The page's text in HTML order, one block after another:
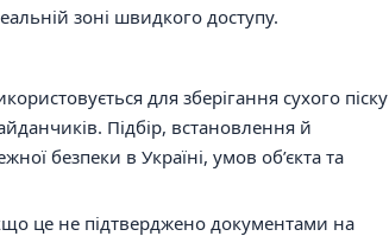
зоні швидкого доступу.
для зберігання сухого піску
Підбір, встановлення й
безпеки в Україні, умов об’єкта та
це не підтверджено документами на